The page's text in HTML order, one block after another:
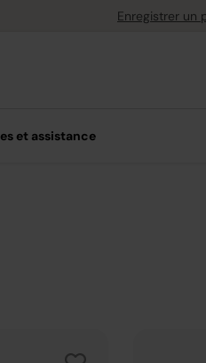
paiement flexible avec Klarna
Enregistrer un
et assistance